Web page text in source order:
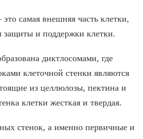
это самая внешняя часть клетки,
защиты и поддержки клетки.
диктлосомами, где
клеточной стенки являются
из целлюлозы, пектина и
клетки жесткая и твердая.
стенок, а именно первичные и